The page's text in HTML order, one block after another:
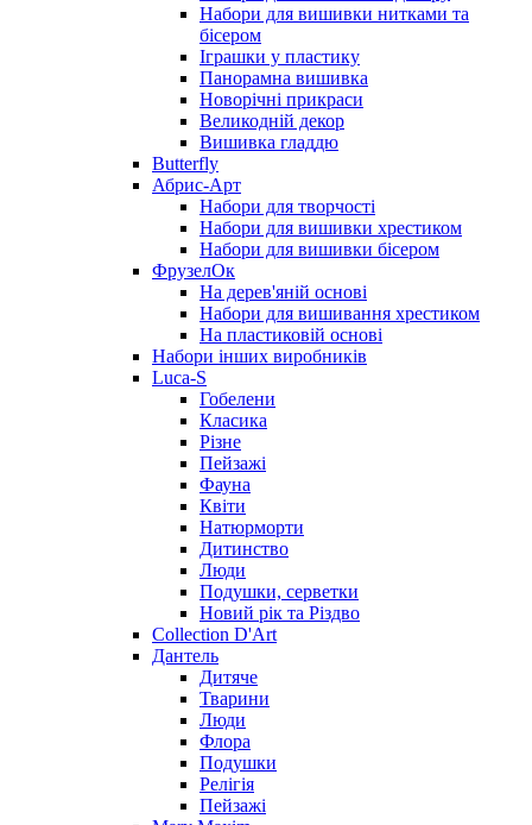
Набори для вишивки нитками та
бісером
Іграшки у пластику
Панорамна вишивка
Новорічні прикраси
Великодній декор
Вишивка гладдю
Butterfly
Абрис-Арт
Набори для творчості
Набори для вишивки хрестиком
Набори для вишивки бісером
ФрузелОк
На дерев'яній основі
Набори для вишивання хрестиком
На пластиковій основі
Набори інших виробників
Luca-S
Гобелени
Класика
Різне
Пейзажі
Фауна
Квіти
Натюрморти
Дитинство
Люди
Подушки, серветки
Новий рік та Різдво
Collection D'Art
Дантель
Дитяче
Тварини
Люди
Флора
Подушки
Релігія
Пейзажі